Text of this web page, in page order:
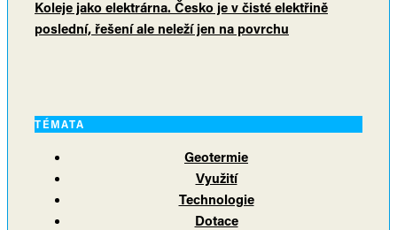
Koleje jako elektrárna. Česko je v čisté elektřině
poslední, řešení ale neleží jen na povrchu
TÉMATA
Geotermie
Využití
Technologie
Dotace